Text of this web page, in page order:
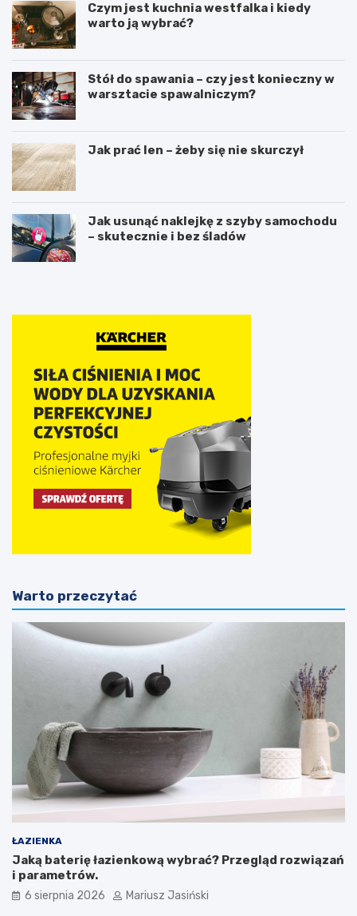
Czym jest kuchnia westfalka i kiedy
warto ją wybrać?
Stół do spawania – czy jest konieczny w
warsztacie spawalniczym?
Jak prać len – żeby się nie skurczył
Jak usunąć naklejkę z szyby samochodu
– skutecznie i bez śladów
Warto przeczytać
ŁAZIENKA
Jaką baterię łazienkową wybrać? Przegląd rozwiązań
i parametrów.
6 sierpnia 2026 Mariusz Jasiński